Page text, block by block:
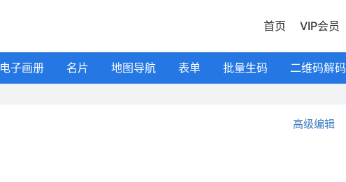
首页 VIP会员
电子画册 名片 地图导航 表单 批量生码 二维码解码
高级编辑